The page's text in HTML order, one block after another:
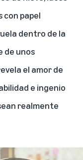
con papel
dentro de la
de unos
el amor de
e ingenio
realmente